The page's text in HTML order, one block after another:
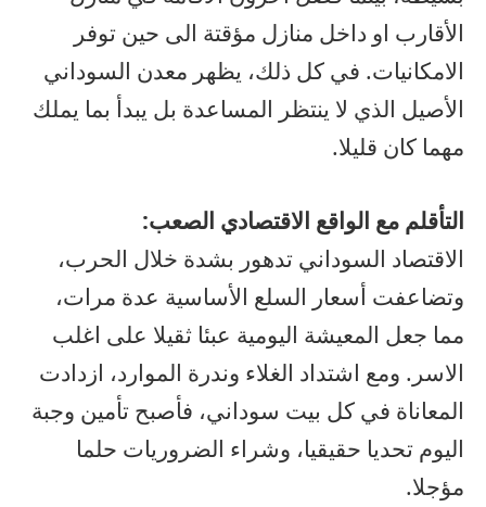
الأقارب او داخل منازل مؤقتة الى حين توفر
الامكانيات. في كل ذلك، يظهر معدن السوداني
الأصيل الذي لا ينتظر المساعدة بل يبدأ بما يملك
مهما كان قليلا.
التأقلم مع الواقع الاقتصادي الصعب:
الاقتصاد السوداني تدهور بشدة خلال الحرب،
وتضاعفت أسعار السلع الأساسية عدة مرات،
مما جعل المعيشة اليومية عبئا ثقيلا على اغلب
الاسر. ومع اشتداد الغلاء وندرة الموارد، ازدادت
المعاناة في كل بيت سوداني، فأصبح تأمين وجبة
اليوم تحديا حقيقيا، وشراء الضروريات حلما
مؤجلا.